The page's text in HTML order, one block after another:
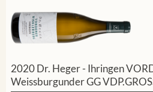
2020 Dr. Heger - Ihringen
Weissburgunder GG